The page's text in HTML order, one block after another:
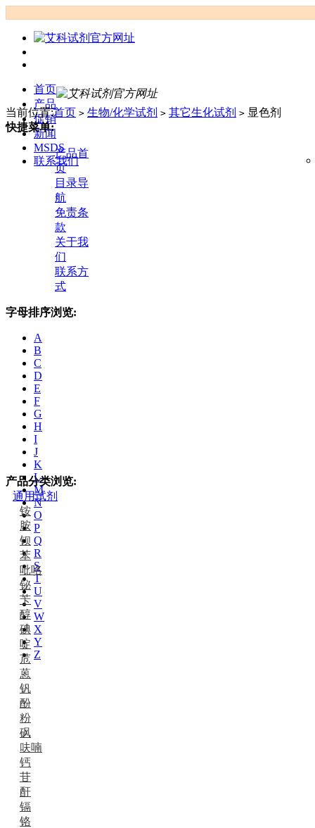
首页
产品
促销
新闻
MSDS
联系我们
当前位置:首页 > 生物/化学试剂 > 其它生化试剂 > 显色剂
快捷菜单:
产品首
页
目录导
航
免责条
款
关于我
们
联系方
式
字母排序浏览:
A
B
C
D
E
F
G
H
I
J
K
L
M
N
O
P
Q
R
S
T
U
V
W
X
Y
Z
产品分类浏览:
通用试剂
铵
胺
钡
苯
吡咯
铋
苄
醇
碘
啶
苊
蒽
钒
酚
粉
砜
呋喃
钙
苷
酐
镉
铬